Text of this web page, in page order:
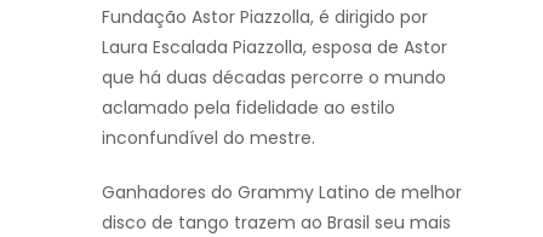
Fundação Astor Piazzolla, é dirigido por
Laura Escalada Piazzolla, esposa de Astor
que há duas décadas percorre o mundo
aclamado pela fidelidade ao estilo
inconfundível do mestre.
Ganhadores do Grammy Latino de melhor
disco de tango trazem ao Brasil seu mais